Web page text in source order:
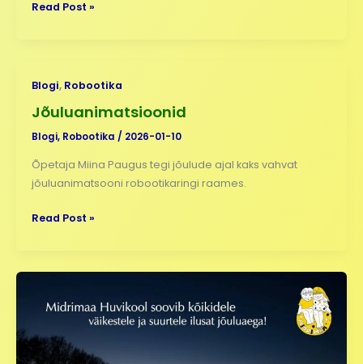
Read Post »
Blogi, Robootika
Jõuluanimatsioonid
Blogi, Robootika / 2026-01-10
Õpetaja Miina Paugus tegi jõulude ajal kaks vahvat
jõuluanimatsooni robootikaringi raames.
Jõuluanimatsioonid
Read Post »
pühadeaega!